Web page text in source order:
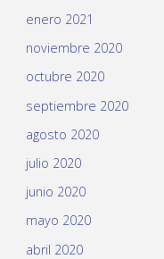
enero 2021
noviembre 2020
octubre 2020
septiembre 2020
agosto 2020
julio 2020
junio 2020
mayo 2020
abril 2020